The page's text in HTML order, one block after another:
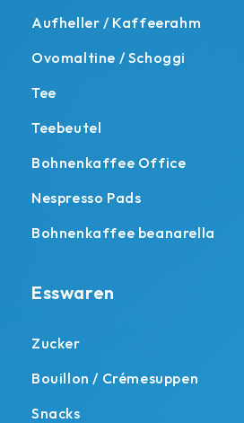
Aufheller / Kaffeerahm
Ovomaltine / Schoggi
Tee
Teebeutel
Bohnenkaffee Office
Nespresso Pads
Bohnenkaffee beanarella
Esswaren
Zucker
Bouillon / Crémesuppen
Snacks